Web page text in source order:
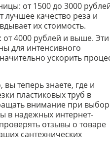
от 1500 до 3000
лучшее качество реза и
их стоимость.
4000 рублей и выше. Эти
для интенсивного
ускорить
теперь знаете, где и
пластиковых труб в
внимание при
в надежных интернет-
отзывы о товаре
сантехнических